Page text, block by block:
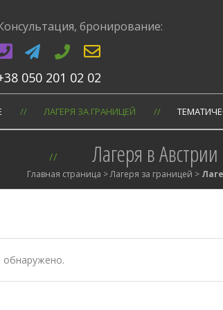
бронирование:
050 201 02 02
ЛАГЕРЯ ЗА ГРАНИЦЕЙ
Лагеря в Австрии
Главная страница >Лагеря за границей >
обнаружено.